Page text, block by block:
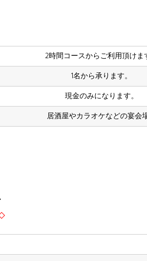
2時間コースからご利用頂けま
1名から承ります。
現金のみになります。
居酒屋やカラオケなどの宴会